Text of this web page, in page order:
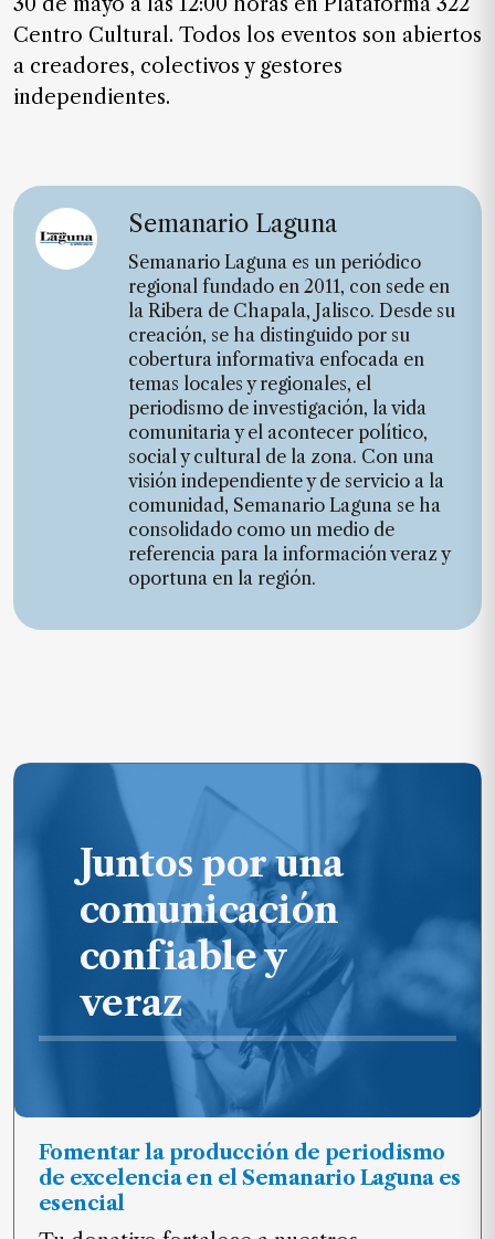
Centro Cultural. Todos los eventos son abiertos
a creadores, colectivos y gestores
independientes.
Semanario Laguna
Semanario Laguna es un periódico
regional fundado en 2011, con sede en
la Ribera de Chapala, Jalisco. Desde su
creación, se ha distinguido por su
cobertura informativa enfocada en
temas locales y regionales, el
periodismo de investigación, la vida
comunitaria y el acontecer político,
social y cultural de la zona. Con una
visión independiente y de servicio a la
comunidad, Semanario Laguna se ha
consolidado como un medio de
referencia para la información veraz y
oportuna en la región.
Juntos por una
comunicación
confiable y
veraz
Fomentar la producción de periodismo
de excelencia en el Semanario Laguna es
esencial